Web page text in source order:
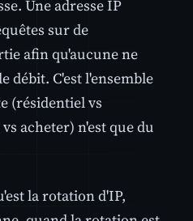
Une adresse IP
sur de
afin qu'aucune ne
débit. C'est l'ensemble
(résidentiel vs
acheter) n'est que du
la rotation d'IP,